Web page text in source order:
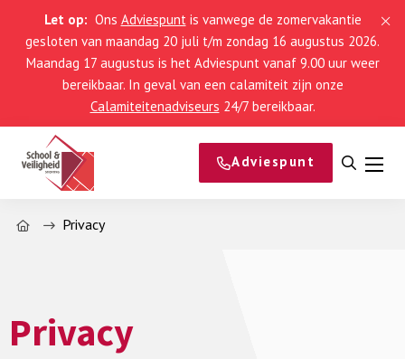
Let op: Ons Adviespuntis vanwege de zomervakantie
gesloten van maandag 20 juli t/m zondag 16 augustus 2026.
Maandag 17 augustus is het Adviespunt vanaf 9.00 uur weer
bereikbaar. In geval van een calamiteit zijn onze
Calamiteitenadviseurs 24/7 bereikbaar.
Adviespunt
Open
Home Privacy
Privacy